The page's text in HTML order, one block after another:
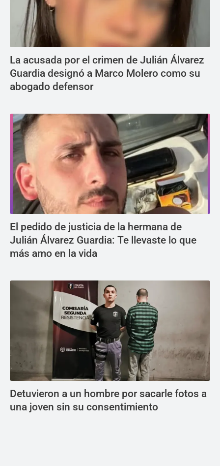
La acusada por el crimen de Julián Álvarez
Guardia designó a Marco Molero como su
abogado defensor
El pedido de justicia de la hermana de
Julián Álvarez Guardia: Te llevaste lo que
más amo en la vida
Detuvieron a un hombre por sacarle fotos a
una joven sin su consentimiento